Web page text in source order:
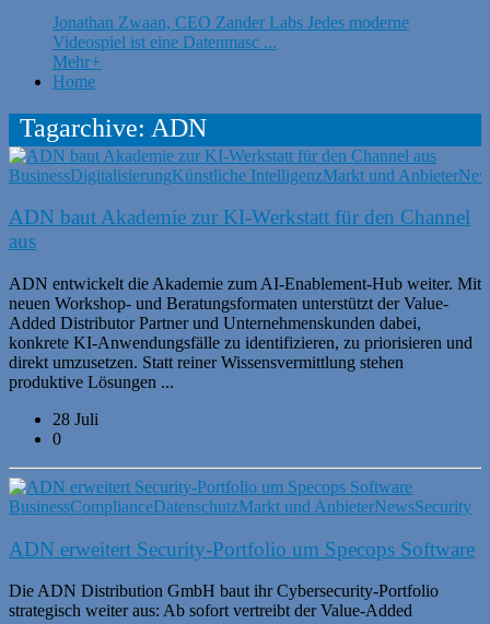
Jonathan Zwaan, CEO Zander Labs Jedes moderne
Videospiel ist eine Datenmasc ...
Mehr+
Home
Tagarchive: ADN
BusinessDigitalisierungKünstliche IntelligenzMarkt und Anbieter
ADN baut Akademie zur KI-Werkstatt für den Channel
aus
ADN entwickelt die Akademie zum AI-Enablement-Hub weiter. Mit
neuen Workshop- und Beratungsformaten unterstützt der Value-
Added Distributor Partner und Unternehmenskunden dabei,
konkrete KI-Anwendungsfälle zu identifizieren, zu priorisieren und
direkt umzusetzen. Statt reiner Wissensvermittlung stehen
produktive Lösungen ...
28 Juli
0
BusinessComplianceDatenschutzMarkt und AnbieterNewsSecurity
ADN erweitert Security-Portfolio um Specops Software
Die ADN Distribution GmbH baut ihr Cybersecurity-Portfolio
strategisch weiter aus: Ab sofort vertreibt der Value-Added